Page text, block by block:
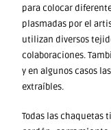
para colocar
plasmadas por el
utilizan diversos
colaboraciones.
y en algunos casos
extraíbles.
Todas las chaquetas